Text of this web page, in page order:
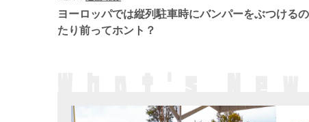
ヨーロッパでは縦列駐車時にバンパーをぶつける
たり前ってホント？
ー